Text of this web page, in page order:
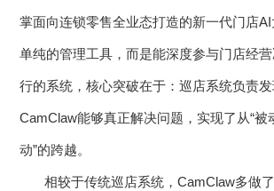
掌面向连锁零售全业态打造的新一代门店
单纯的管理工具，而是能深度参与门店经
行的系统，核心突破在于：巡店系统负责发
CamClaw能够真正解决问题，实现了从“被
动”的跨越。
相较于传统巡店系统，CamClaw多做